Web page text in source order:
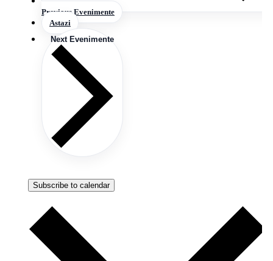
Previous Evenimente
Astazi
Next Evenimente
Subscribe to calendar